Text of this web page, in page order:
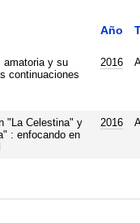
Año
y su
continuaciones
2016
"La Celestina" y
: enfocando en
2016